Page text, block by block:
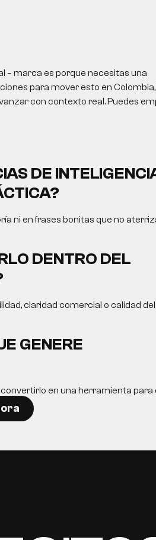
– marca es porque necesitas una
para mover esto en Colombia,
con contexto real. Puedes
DE
ni en frases bonitas que no
DENTRO DEL
claridad comercial o calidad
GENERE
en una herramienta para